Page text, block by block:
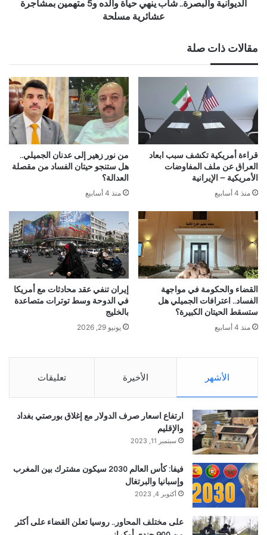
الديوانية والبصرة.. شاب ينهي حياة والده و5 متهمين بمشاجرة
عشائرية مسلحة
مقالات ذات صلة
قراءة أمريكية تكشف سبب ابعاد
العراق عن ملف المفاوضات
الأمريكية – الإيرانية
منذ 4 أسابيع
من نور زهير إلى عدنان الجميلي..
هل ستنجو حيتان الفساد من مقصلة
العدالة؟
منذ 4 أسابيع
القضاء والحكومة في مواجهة
الفساد.. اعترافات الجميلي هل
ستسقط الحيتان الكبيرة؟
منذ 4 أسابيع
إيران تنفي عقد محادثات مع أمريكا
في الدوحة وسط توترات متصاعدة
بالخليج
يونيو 29, 2026
الأشهر الأخيرة تعليقات
ارتفاع اسعار صرف الدولار مع إغلاق بورصتي بغداد
والإقليم
سبتمبر 11, 2023
فيفا: كأس العالم 2030 سيكون مشترك بين المغرب
وإسبانيا والبرتغال
أكتوبر 4, 2023
على مختلف المحاور.. روسيا تعلن القضاء على أكثر